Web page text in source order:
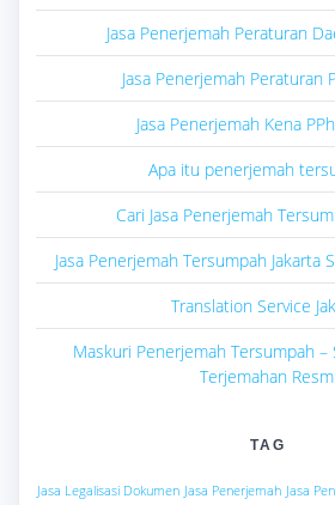
Jasa Penerjemah Peraturan
Jasa Penerjemah Peraturan
Jasa Penerjemah Kena
Apa itu penerjemah
Cari Jasa Penerjemah
Jasa Penerjemah Tersumpah Jakarta
Translation Service
Maskuri Penerjemah Tersumpah –
Terjemahan Resmi
TAG
Jasa Legalisasi Dokumen Jasa Penerjemah Jasa